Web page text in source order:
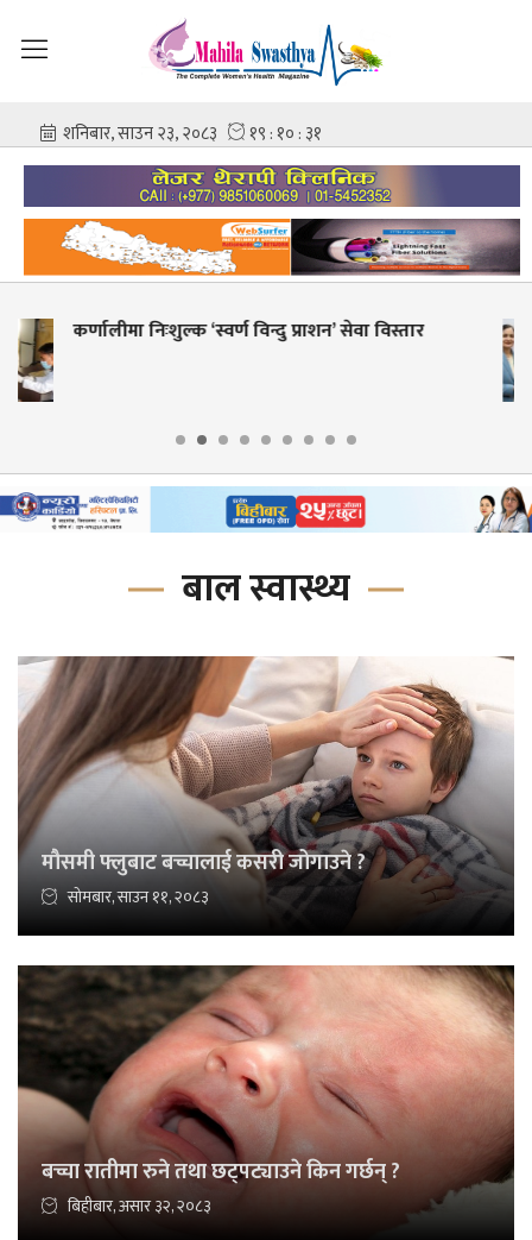
शहीद गंगालाल राष्ट्रिय हृदय केन्द्रको निर्देशकमा प्रा. डा.
बाल स्वास्थ्य
मौसमी फ्लुबाट बच्चालाई कसरी जोगाउने ?
सोमबार, साउन ११, २०८३
बच्चा रातीमा रुने तथा छट्पट्याउने किन गर्छन् ?
बिहीबार, असार ३२, २०८३